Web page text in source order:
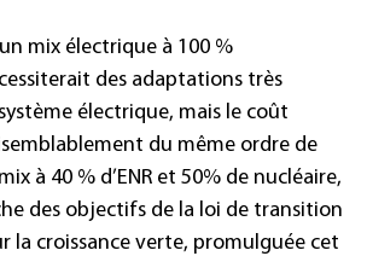
mix électrique à 100 %
des adaptations très
électrique, mais le coût
du même ordre de
à 40 % d’ENR et 50% de nucléaire,
des objectifs de la loi de transition
la croissance verte, promulguée cet